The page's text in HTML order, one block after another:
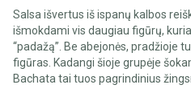
Salsa išvertus iš ispanų kalbos
išmokdami vis daugiau figūrų,
“padažą”. Be abejonės, pradžioje
figūras. Kadangi šioje grupėje
Bachata tai tuos pagrindinius